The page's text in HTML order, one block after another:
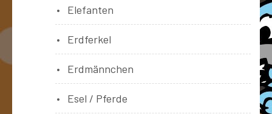
Elefanten
Erdferkel
Erdmännchen
Esel / Pferde